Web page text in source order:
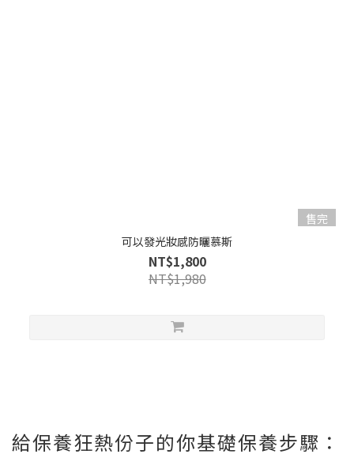
售完
可以發光妝感防曬慕斯
NT$1,800
NT$1,980
給保養狂熱份子的你基礎保養步驟：